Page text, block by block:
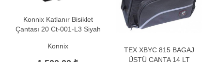
Konnix Katlanır Bisiklet
Çantası 20 Ct-001-L3 Siyah
Konnix
TEX XBYC 815 BAGAJ
ÜSTÜ ÇANTA 14 LT